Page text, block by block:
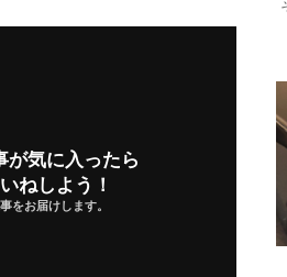
が気に入ったら
ねしよう！
をお届けします。